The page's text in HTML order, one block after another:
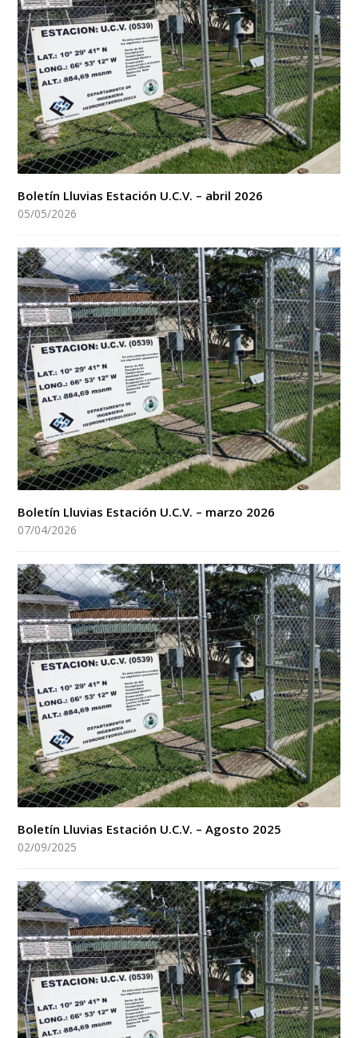
Boletín Lluvias Estación U.C.V. – abril 2026
05/05/2026
Boletín Lluvias Estación U.C.V. – marzo 2026
07/04/2026
Boletín Lluvias Estación U.C.V. – Agosto 2025
02/09/2025